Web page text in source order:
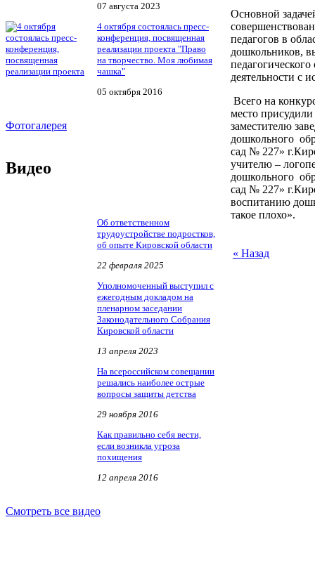
07 августа 2023
4 октября состоялась пресс-
конференция, посвященная
реализации проекта "Право
на творчество. Моя любимая
чашка"
05 октября 2016
Фотогалерея
Видео
Об ответственном
трудоустройстве подростков,
об опыте Кировской области
22 февраля 2025
Уполномоченный выступил с
ежегодным докладом на
пленарном заседании
Законодательного Собрания
Кировской области
13 апреля 2023
На всероссийском совещании
решались наиболее острые
вопросы защиты детства
29 ноября 2016
Как правильно себя вести,
если возникла угроза
похищения
12 апреля 2016
Смотреть все видео
Основной
педагогов в
дошкольников,
деятельности с
Всего на
место присудили
заместителю
дошкольного
сад № 227»
учителю –
дошкольного
сад № 227»
воспитанию
такое плохо».
« Назад